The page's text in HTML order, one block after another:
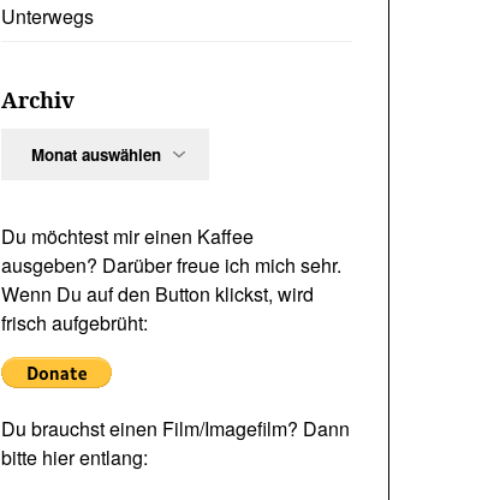
Unterwegs
Archiv
Du möchtest mir einen Kaffee
ausgeben? Darüber freue ich mich sehr.
Wenn Du auf den Button klickst, wird
frisch aufgebrüht:
Du brauchst einen Film/Imagefilm? Dann
bitte hier entlang: